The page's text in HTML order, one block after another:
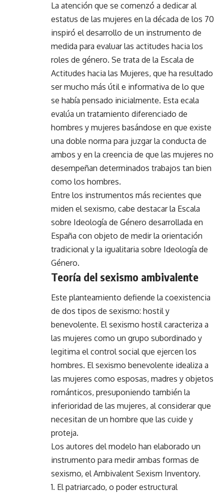
La atención que se comenzó a dedicar al
estatus de las mujeres en la década de los 70
inspiró el desarrollo de un instrumento de
medida para evaluar las actitudes hacia los
roles de género. Se trata de la Escala de
Actitudes hacia las Mujeres, que ha resultado
ser mucho más útil e informativa de lo que
se había pensado inicialmente. Esta ecala
evalúa un tratamiento diferenciado de
hombres y mujeres basándose en que existe
una doble norma para juzgar la conducta de
ambos y en la creencia de que las mujeres no
desempeñan determinados trabajos tan bien
como los hombres.
Entre los instrumentos más recientes que
miden el sexismo, cabe destacar la Escala
sobre Ideología de Género desarrollada en
España con objeto de medir la orientación
tradicional y la igualitaria sobre Ideología de
Género.
Teoría del sexismo ambivalente
Este planteamiento defiende la coexistencia
de dos tipos de sexismo: hostil y
benevolente. El sexismo hostil caracteriza a
las mujeres como un grupo subordinado y
legitima el control social que ejercen los
hombres. El sexismo benevolente idealiza a
las mujeres como esposas, madres y objetos
románticos, presuponiendo también la
inferioridad de las mujeres, al considerar que
necesitan de un hombre que las cuide y
proteja.
Los autores del modelo han elaborado un
instrumento para medir ambas formas de
sexismo, el Ambivalent Sexism Inventory.
1. El patriarcado, o poder estructural